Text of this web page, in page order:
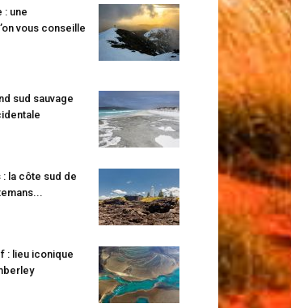
: une
vous conseille
sud sauvage
: la côte sud de
: lieu iconique